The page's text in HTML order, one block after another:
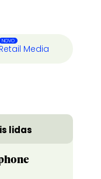
Retail Media
lidas